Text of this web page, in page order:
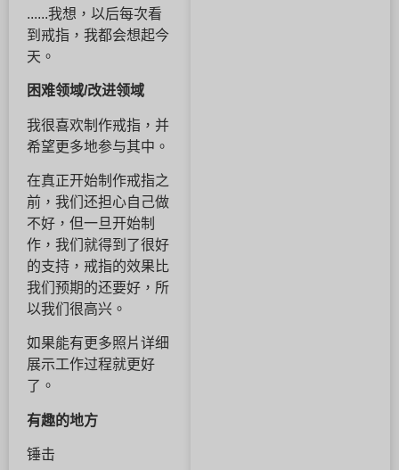
......我想，以后每次看
到戒指，我都会想起今
天。
困难领域/改进领域
我很喜欢制作戒指，并
希望更多地参与其中。
在真正开始制作戒指之
前，我们还担心自己做
不好，但一旦开始制
作，我们就得到了很好
的支持，戒指的效果比
我们预期的还要好，所
以我们很高兴。
如果能有更多照片详细
展示工作过程就更好
了。
有趣的地方
锤击